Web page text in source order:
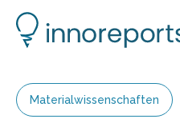
Materialwissenschaften